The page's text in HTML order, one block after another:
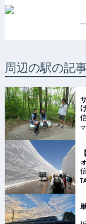
周辺の駅の記